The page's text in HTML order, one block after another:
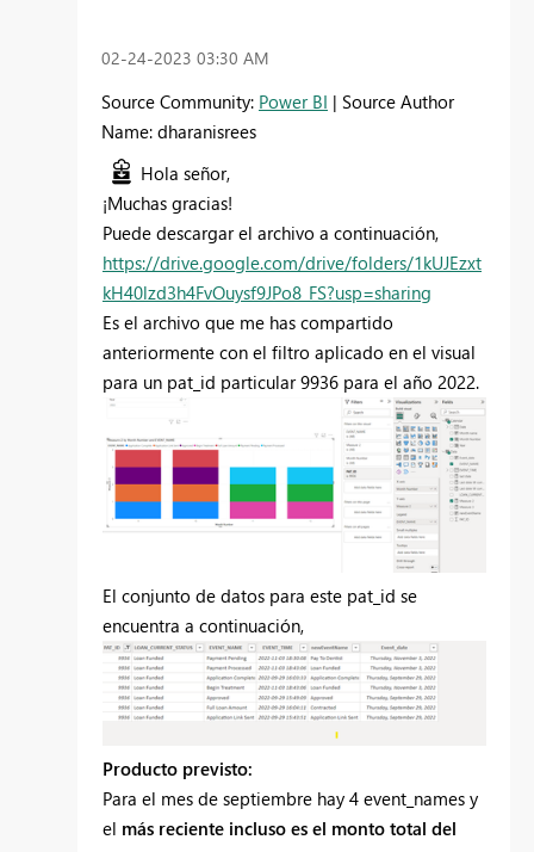
‎02-24-2023 03:30 AM
Source Community: Power BI | Source Author
Name: dharanisrees
Hola señor,
¡Muchas gracias!
Puede descargar el archivo a continuación,
https://drive.google.com/drive/folders/1kUJEzxt
kH40lzd3h4FvOuysf9JPo8_FS?usp=sharing
Es el archivo que me has compartido
anteriormente con el filtro aplicado en el visual
para un pat_id particular 9936 para el año 2022.
El conjunto de datos para este pat_id se
encuentra a continuación,
Producto previsto:
Para el mes de septiembre hay 4 event_names y
el más reciente incluso es el monto total del